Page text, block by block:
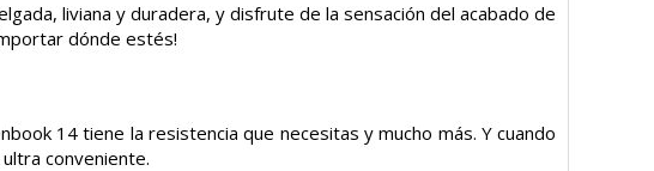
liviana y duradera, y disfrute de la sensación del acabado de
dónde estés!
14 tiene la resistencia que necesitas y mucho más. Y cuando
conveniente.